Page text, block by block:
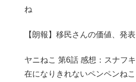
ね
【朗報】移民さんの価値、発
ヤニねこ 第6話 感想：スナフ
在になりきれないペンペンねこ